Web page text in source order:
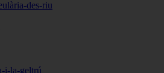
des-riu
i-la-geltrú